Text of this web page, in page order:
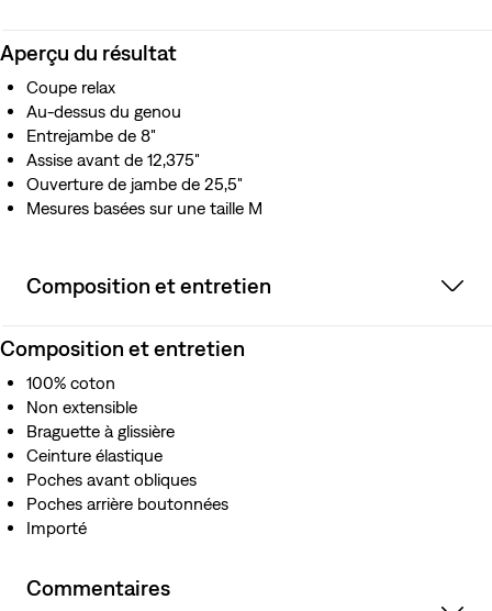
Aperçu du résultat
Coupe relax
Au-dessus du genou
Entrejambe de 8"
Assise avant de 12,375"
Ouverture de jambe de 25,5"
Mesures basées sur une taille M
Composition et entretien
Composition et entretien
100% coton
Non extensible
Braguette à glissière
Ceinture élastique
Poches avant obliques
Poches arrière boutonnées
Importé
Commentaires